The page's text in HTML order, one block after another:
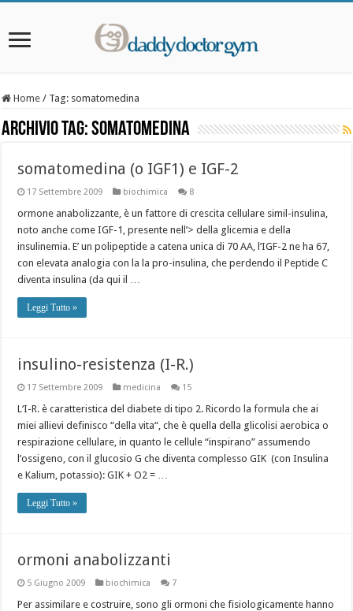
Home / Tag: somatomedina
Archivio Tag:somatomedina
somatomedina (o IGF1) e IGF-2
17 Settembre 2009 biochimica 8
ormone anabolizzante, è un fattore di crescita cellulare simil-insulina,
noto anche come IGF-1, presente nell’> della glicemia e della
insulinemia. E’ un polipeptide a catena unica di 70 AA, l’IGF-2 ne ha 67,
con elevata analogia con la la pro-insulina, che perdendo il Peptide C
diventa insulina (da qui il …
Leggi Tutto »
insulino-resistenza (I-R.)
17 Settembre 2009 medicina 15
L‘I-R. è caratteristica del diabete di tipo 2. Ricordo la formula che ai
miei allievi definisco “della vita“, che è quella della glicolisi aerobica o
respirazione cellulare, in quanto le cellule “inspirano” assumendo
l’ossigeno, con il glucosio G che diventa complesso GIK (con Insulina
e Kalium, potassio): GIK + O2 = …
Leggi Tutto »
ormoni anabolizzanti
5 Giugno 2009 biochimica 7
Per assimilare e costruire, sono gli ormoni che fisiologicamente hanno